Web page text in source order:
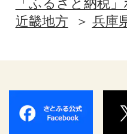
「ふるさと納税
近畿地方
兵庫